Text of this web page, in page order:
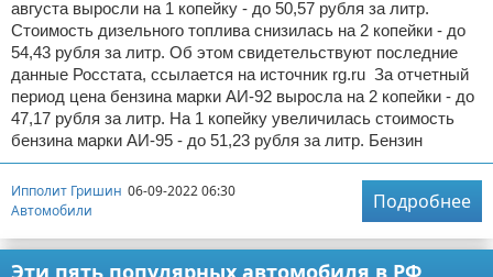
августа выросли на 1 копейку - до 50,57 рубля за литр.
Стоимость дизельного топлива снизилась на 2 копейки - до
54,43 рубля за литр. Об этом свидетельствуют последние
данные Росстата, ссылается на источник rg.ru За отчетный
период цена бензина марки АИ-92 выросла на 2 копейки - до
47,17 рубля за литр. На 1 копейку увеличилась стоимость
бензина марки АИ-95 - до 51,23 рубля за литр. Бензин
Ипполит Гришин 06-09-2022 06:30
Автомобили
Подробнее
Эти пять популярных автомобиля в РФ